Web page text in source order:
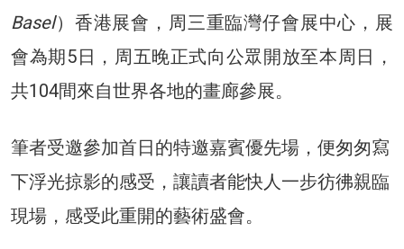
Basel）香港展會，周三重臨灣仔會展中心，展
會為期5日，周五晚正式向公眾開放至本周日，
共104間來自世界各地的畫廊參展。
筆者受邀參加首日的特邀嘉賓優先場，便匆匆寫
下浮光掠影的感受，讓讀者能快人一步彷彿親臨
現場，感受此重開的藝術盛會。